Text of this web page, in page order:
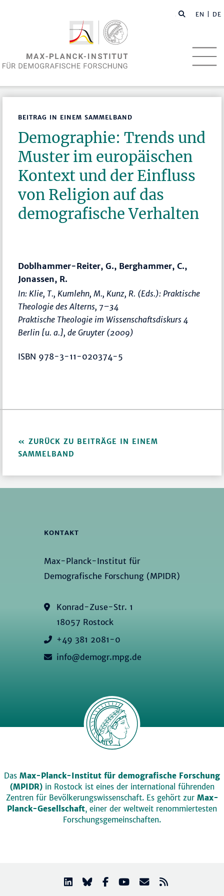
EN | DE
BEITRAG IN EINEM SAMMELBAND
Demographie: Trends und
Muster im europäischen
Kontext und der Einfluss
von Religion auf das
demografische Verhalten
Doblhammer-Reiter, G., Berghammer, C.,
Jonassen, R.
In: Klie, T., Kumlehn, M., Kunz, R. (Eds.): Praktische
Theologie des Alterns, 7–34
Praktische Theologie im Wissenschaftsdiskurs 4
Berlin [u. a.], de Gruyter (2009)
ISBN 978-3-11-020374-5
ZURÜCK ZU BEITRÄGE IN EINEM
SAMMELBAND
KONTAKT
Max-Planck-Institut für
Demografische Forschung (MPIDR)
Konrad-Zuse-Str. 1
18057 Rostock
+49 381 2081-0
info@demogr.mpg.de
Das Max-Planck-Institut für demografische Forschung
(MPIDR)in Rostock ist eines der international führenden
Zentren für Bevölkerungswissenschaft. Es gehört zur Max-
Planck-Gesellschaft, einer der weltweit renommiertesten
Forschungsgemeinschaften.